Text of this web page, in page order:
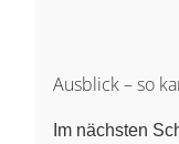
Ausblick – so
Im nächsten